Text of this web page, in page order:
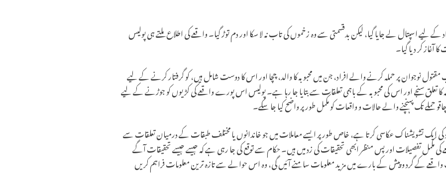
کے لیے اسپتال لے جایا گیا، لیکن بدقسمتی سے وہ زخموں کی تاب نہ لا سکا اور دم توڑ گیا۔ واقعے کی اطلاع ملتے ہی پولیس
آغاز کر دیا گیا۔
نوجوان پر حملہ کرنے والے افراد، جن میں محبوبہ کا والد، چچا اور اس کا دوست شامل ہیں، کو گرفتار کرنے کے لیے
تعلق سنجے اور اس کی محبوبہ کے باہمی تعلقات سے بتایا جا رہا ہے۔ پولیس اس پورے واقعے کی کڑیوں کو جوڑنے کے لیے
حملے تک پہنچنے والے حالات و واقعات کو مکمل طور پر واضح کیا جا سکے۔
کی ایک تشویشناک عکاسی کرتا ہے، خاص طور پر ایسے معاملات میں جو خاندانوں یا مختلف طبقات کے درمیان تعلقات سے
تفصیلات اور پس منظر ابھی تحقیقات کی زد میں ہیں۔ حکام سے توقع کی جا رہی ہے کہ جیسے جیسے تحقیقات آگے
واقعے کے گرد و پیش کے بارے میں مزید معلومات سامنے آئیں گی، وہ اس حوالے سے تازہ ترین معلومات فراہم کریں